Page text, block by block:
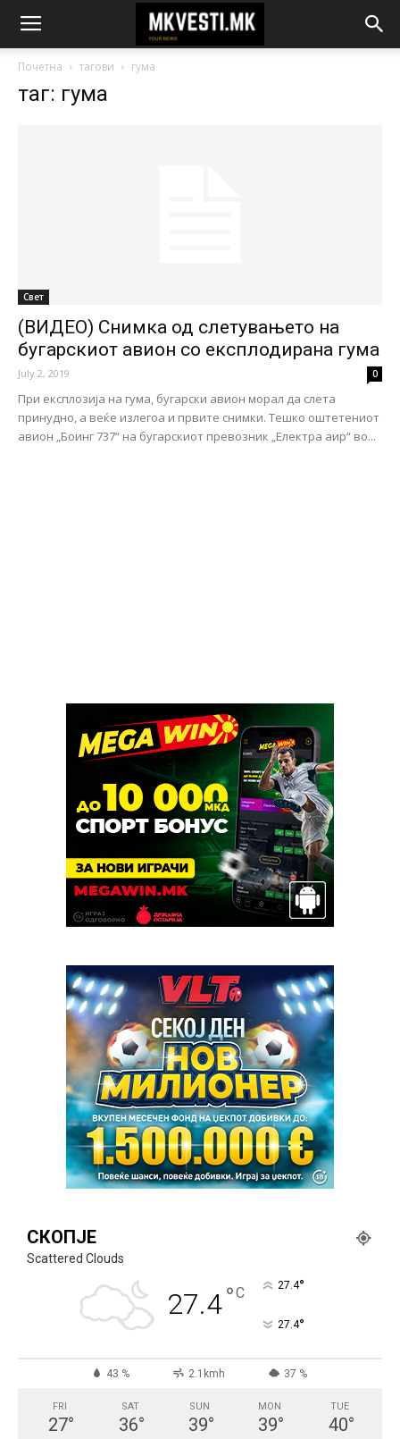
Почетна тагови гума
таг: гума
Свет
(ВИДЕО) Снимка од слетувањето на
бугарскиот авион со експлодирана гума
July 2, 2019 0
При експлозија на гума, бугарски авион морал да слета
принудно, а веќе излегоа и првите снимки. Тешко оштетениот
авион „Боинг 737“ на бугарскиот превозник „Електра аир“ во...
СКОПЈЕ
Scattered Clouds
27.4°C 27.4°
27.4°
43 % 2.1kmh 37 %
FRI
27°
SAT
36°
SUN
39°
MON
39°
TUE
40°